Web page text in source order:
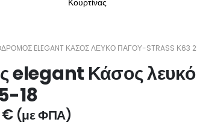
ELEGANT ΚΆΣΟΣ ΛΕΥΚΌ ΠΆΓΟΥ-STRASS Κ63
elegant Κάσος
18
€ (με ΦΠΑ)